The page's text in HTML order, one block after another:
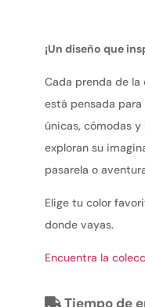
¡Un diseño que
Cada prenda de la
está pensada
únicas, cómodas
exploran su
pasarela o
Elige tu color
donde vayas.
Encuentra la
Tiempo de